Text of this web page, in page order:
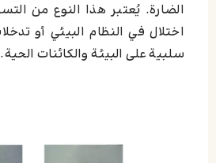
الضارة. يُعتبر هذا النوع من
اختلال في النظام البيئي أو
سلبية على البيئة والكائنات الحية.